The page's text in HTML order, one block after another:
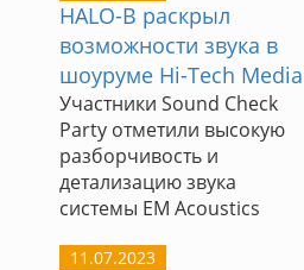
HALO-B раскрыл
возможности звука в
шоуруме Hi-Tech Media
Участники Sound Check
Party отметили высокую
разборчивость и
детализацию звука
системы EM Acoustics
11.07.2023